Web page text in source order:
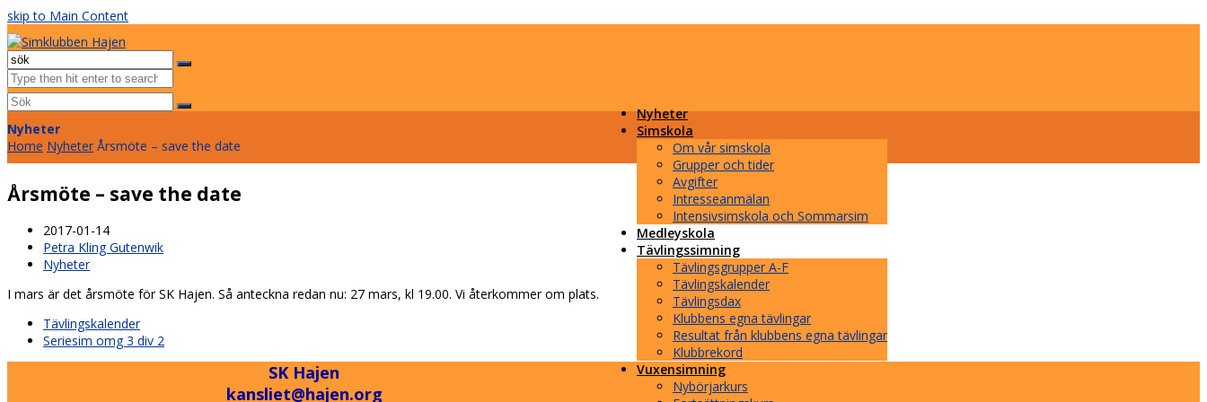
skip to Main Content
Facebook
Instagram
Email
Open
Mobile
Menu
Nyheter
Simskola
Om vår simskola
Grupper och tider
Avgifter
Intresseanmälan
Intensivsimskola och Sommarsim
Medleyskola
Tävlingssimning
Tävlingsgrupper A-F
Tävlingskalender
Tävlingsdax
Klubbens egna tävlingar
Resultat från klubbens egna tävlingar
Klubbrekord
Vuxensimning
Nybörjarkurs
Sök
Submit
Nyheter
Home Nyheter Årsmöte – save the date
Årsmöte – save the date
2017-01-14
Petra Kling Gutenwik
Nyheter
I mars är det årsmöte för SK Hajen. Så anteckna redan nu: 27 mars, kl 19.00. Vi återkommer om plats.
previous
post:
Tävlingskalender
next
Seriesim omg 3 div 2
SK Hajen
kansliet@hajen.org